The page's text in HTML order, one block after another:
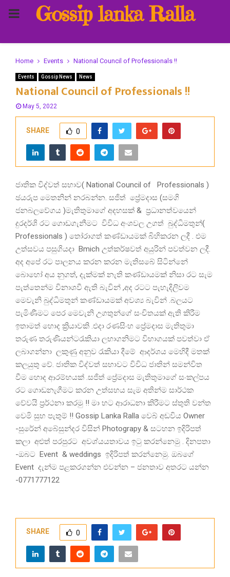
PRIMARY
MENU
Gossip lanka Ralla
Home Events National Council of Professionals !!
Events Gossip News News
National Council of Professionals !!
May 5, 2022
SHARE 0
ජාතික විද්වත් සභාව( National Council of Professionals )
ඡයරුප මෙතනින් නරබන්න. සජිත් ප්‍රේමදාස (සමගි
ජනබලවේගය )මැතිතුමාගේ අදහසක් & ප්‍රධානත්වයෙන්
දුරදර්ශි රට ගොඩගැනීමට විවිධ අංශවල උගත් බුද්ධිමතුන්(
Professionals ) තෝරාගත් කණ්ඩායමක් බිහිකරන ලදී . එම
උත්සවය පසුගියදා Bmich උත්කර්ෂවත් අයුරින් පවත්වන ලදී.
අද අපේ රට පාලනය කරන කරන මැතිසබේ සිටින්නේ
බොහෝ අය නුගත්, දැක්මක් නැති කණ්ඩායමක් නිසා රට සැම
පැත්තෙන්ම විනාශවී ඇති බැවින් ,අද රටට පැහැදිලිවම
මෙවැනි බුද්ධිමතුන් කණ්ඩායමක් අවශ්‍ය බැවින් .බලයට
පැමිණීමට පෙර මෙවැනි උගතුන්ගේ සංචිතයක් ඇති කිරීම
ඉතාමත් හොද ක්‍රියාවකි .එදා රණසිංහ ප්‍රේමදාස මැතිතුමා
තරුණ තරුණියන්ටරැකියා ලභාගනිමට විභාගයක් පවත්වා ඒ
ලබාගන්නා ලකුණු අනුව රැකියා දීමේ ආදර්ශය මෙහිදී මතක්
කලයුතු වේ. ජාතික විද්වත් සභාවට විවිධ ජාතින් සමන්විත
වීම හොද ආරම්භයක් .සජිත් ප්‍රේමදාස මැතිතුමාගේ සංකල්පය
රට ගොඩනැගීමට කරන උත්සහය සැම අතින්ම සාර්ථක
වේවයි ප්‍රර්ථනා කරමු !! මා හට ආරාධනා කිරීමට ස්තුති වන්ත
වෙමි සුභ පැතුම් !! Gossip Lanka Ralla වෙබ් අඩවිය Owner
-සුරේන් අබේසුන්දර විසින් Photograpy & සටහන ඉදිරිපත්
කලා අළුත් පරපුරට අවශ්යයතාවය ඉටු කරන්නෙමු . දිනපතා
-ඔබට Event & weddings ඉදිරිපත් කරන්නෙමු. ඔබගේ
Event දැන්ම පළකරගන්න එවන්න – ජනතාව අතරට යන්න
-0771777122
SHARE 0